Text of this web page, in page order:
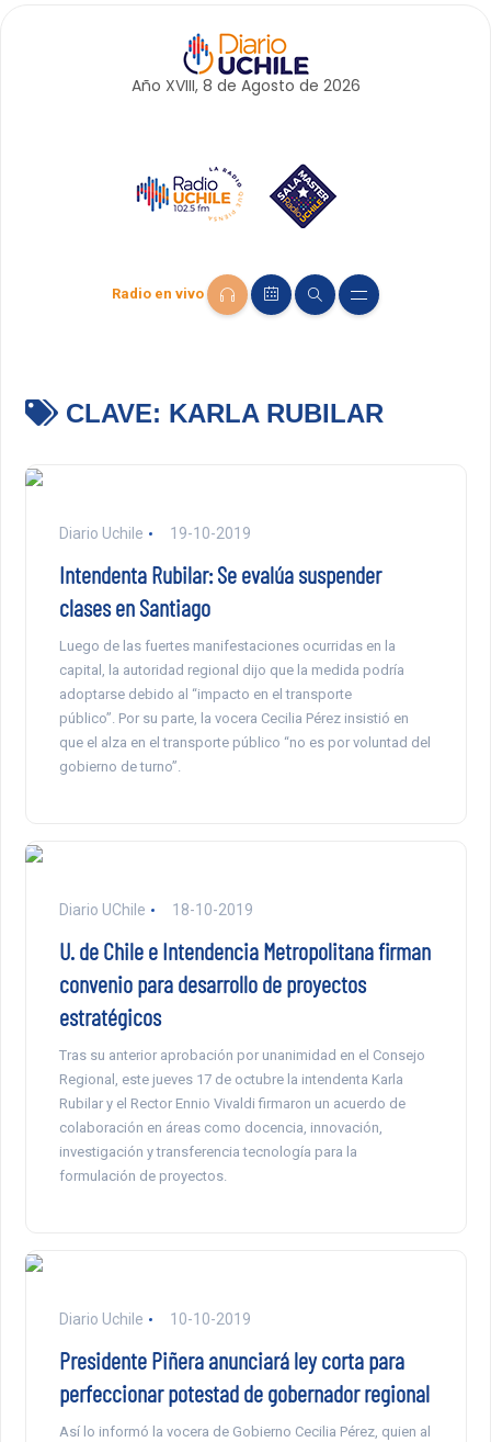
Año XVIII, 8 de Agosto de 2026
Radio en vivo
CLAVE: KARLA RUBILAR
Diario Uchile 19-10-2019
Intendenta Rubilar: Se evalúa suspender
clases en Santiago
Luego de las fuertes manifestaciones ocurridas en la
capital, la autoridad regional dijo que la medida podría
adoptarse debido al “impacto en el transporte
público”. Por su parte, la vocera Cecilia Pérez insistió en
que el alza en el transporte público “no es por voluntad del
gobierno de turno”.
Diario UChile 18-10-2019
U. de Chile e Intendencia Metropolitana firman
convenio para desarrollo de proyectos
estratégicos
Tras su anterior aprobación por unanimidad en el Consejo
Regional, este jueves 17 de octubre la intendenta Karla
Rubilar y el Rector Ennio Vivaldi firmaron un acuerdo de
colaboración en áreas como docencia, innovación,
investigación y transferencia tecnología para la
formulación de proyectos.
Diario Uchile 10-10-2019
Presidente Piñera anunciará ley corta para
perfeccionar potestad de gobernador regional
Así lo informó la vocera de Gobierno Cecilia Pérez, quien al